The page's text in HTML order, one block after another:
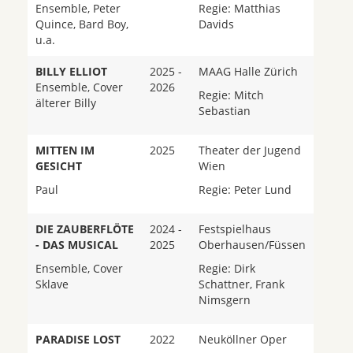
Ensemble, Peter
Quince, Bard Boy,
u.a.
Regie: Matthias
Davids
BILLY ELLIOT
Ensemble, Cover
älterer Billy
2025 -
2026
MAAG Halle Zürich
Regie: Mitch
Sebastian
MITTEN IM
GESICHT
Paul
2025
Theater der Jugend
Wien
Regie: Peter Lund
DIE ZAUBERFLÖTE
- DAS MUSICAL
Ensemble, Cover
Sklave
2024 -
2025
Festspielhaus
Oberhausen/Füssen
Regie: Dirk
Schattner, Frank
Nimsgern
PARADISE LOST 2022 Neuköllner Oper